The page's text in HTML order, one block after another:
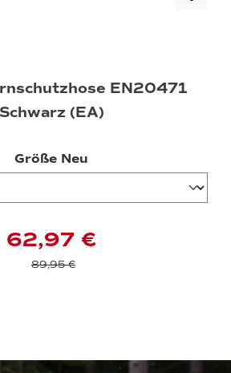
EN20471
Schwarz (EA)
Größe Neu
62,97 €
89,95 €